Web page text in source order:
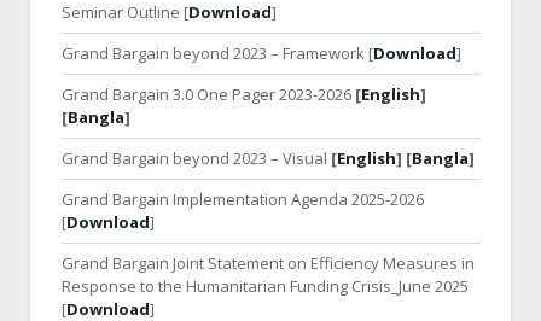
Seminar Outline [Download]
Grand Bargain beyond 2023 – Framework [Download]
Grand Bargain 3.0 One Pager 2023-2026 [English]
[Bangla]
Grand Bargain beyond 2023 – Visual [English] [Bangla]
Grand Bargain Implementation Agenda 2025-2026
[Download]
Grand Bargain Joint Statement on Efficiency Measures in
Response to the Humanitarian Funding Crisis_June 2025
[Download]